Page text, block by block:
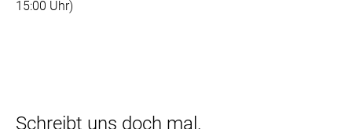
15:00 Uhr)
Schreibt uns doch mal.